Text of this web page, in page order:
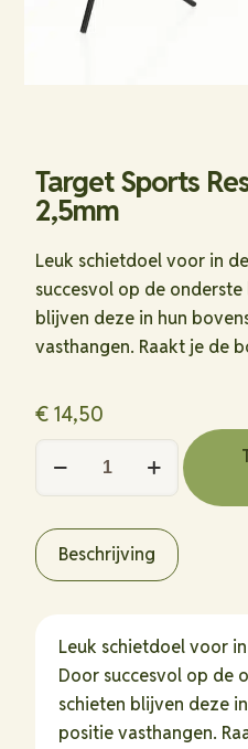
Target Sports
2,5mm
Leuk schietdoel voor in
succesvol op de
blijven deze in hun
vasthangen. Raakt je de
€ 14,50
Target
2,5mm
Beschrijving
Leuk schietdoel voor
Door succesvol op de
schieten blijven deze
positie vasthangen.